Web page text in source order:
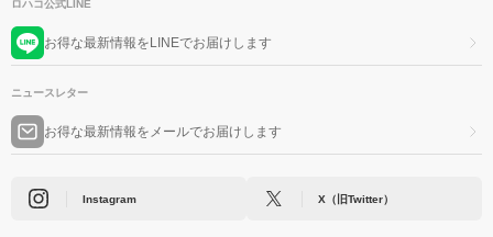
ロハコ公式LINE
お得な最新情報をLINEでお届けします
ニュースレター
お得な最新情報をメールでお届けします
Instagram X（旧Twitter）